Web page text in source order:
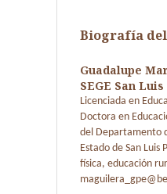
Biografía
Guadalupe
SEGE San
Licenciada en
Doctora en
del Departamento
Estado de San
física, educación